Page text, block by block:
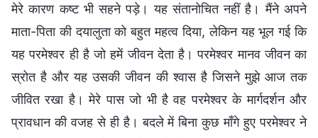
मेरे कारण कष्ट भी सहने पड़े। यह संतानोचित नहीं है। मैंने अपने
माता-पिता की दयालुता को बहुत महत्व दिया, लेकिन यह भूल गई कि
यह परमेश्वर ही है जो हमें जीवन देता है। परमेश्वर मानव जीवन का
स्रोत है और यह उसकी जीवन की श्वास है जिसने मुझे आज तक
जीवित रखा है। मेरे पास जो भी है वह परमेश्वर के मार्गदर्शन और
प्रावधान की वजह से ही है। बदले में बिना कुछ माँगे हुए परमेश्वर ने